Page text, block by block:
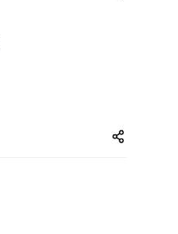
Share
zuto.vn